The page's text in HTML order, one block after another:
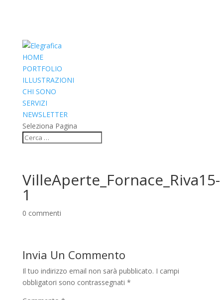
HOME
PORTFOLIO
ILLUSTRAZIONI
CHI SONO
SERVIZI
NEWSLETTER
Seleziona Pagina
VilleAperte_Fornace_Riva15-
1
0 commenti
Invia Un Commento
Il tuo indirizzo email non sarà pubblicato. I campi
obbligatori sono contrassegnati *